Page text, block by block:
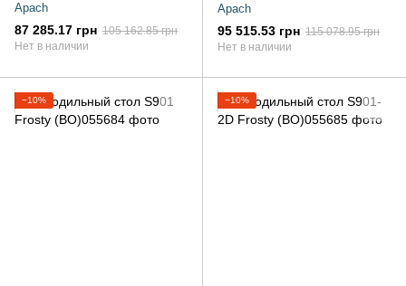
Apach
87 285.17 грн 105 162.85 грн
Нет в наличии
Apach
95 515.53 грн 115 078.95 грн
Нет в наличии
−10% −10%